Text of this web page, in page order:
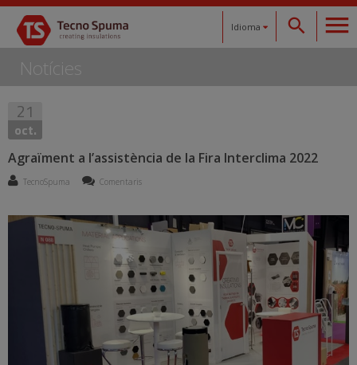
Idioma
Español
Català
Français
Deutsch
Notícies
21
oct.
Agraïment a l’assistència de la Fira Interclima 2022
TecnoSpuma Comentaris